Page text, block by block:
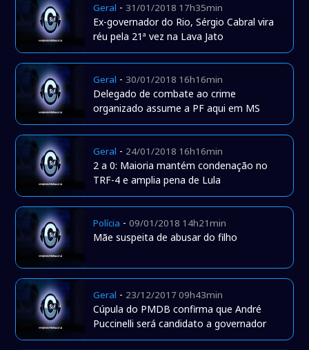
Geral - 31/01/2018 17h35min
Ex-governador do Rio, Sérgio Cabral vira
réu pela 21ª vez na Lava Jato
Geral - 30/01/2018 16h16min
Delegado de combate ao crime
organizado assume a PF aqui em MS
Geral - 24/01/2018 16h16min
2 a 0: Maioria mantém condenação no
TRF-4 e amplia pena de Lula
Polícia -09/01/2018 14h21min
Mãe suspeita de abusar do filho
Geral - 23/12/2017 09h43min
Cúpula do PMDB confirma que André
Puccinelli será candidato a governador